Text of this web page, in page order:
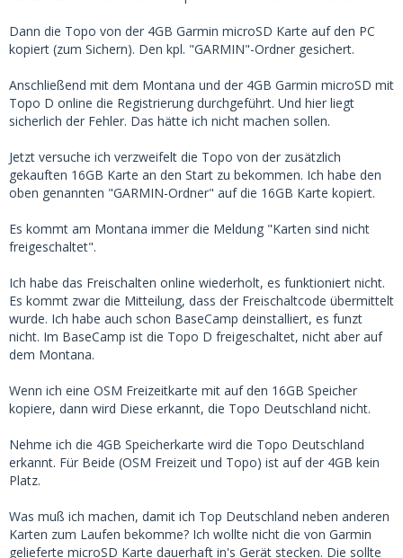
Dann die Topo von der 4GB Garmin microSD Karte auf den PC
kopiert (zum Sichern). Den kpl. "GARMIN"-Ordner gesichert.
Anschließend mit dem Montana und der 4GB Garmin microSD mit
Topo D online die Registrierung durchgeführt. Und hier liegt
sicherlich der Fehler. Das hätte ich nicht machen sollen.
Jetzt versuche ich verzweifelt die Topo von der zusätzlich
gekauften 16GB Karte an den Start zu bekommen. Ich habe den
oben genannten "GARMIN-Ordner" auf die 16GB Karte kopiert.
Es kommt am Montana immer die Meldung "Karten sind nicht
freigeschaltet".
Ich habe das Freischalten online wiederholt, es funktioniert nicht.
Es kommt zwar die Mitteilung, dass der Freischaltcode übermittelt
wurde. Ich habe auch schon BaseCamp deinstalliert, es funzt
nicht. Im BaseCamp ist die Topo D freigeschaltet, nicht aber auf
dem Montana.
Wenn ich eine OSM Freizeitkarte mit auf den 16GB Speicher
kopiere, dann wird Diese erkannt, die Topo Deutschland nicht.
Nehme ich die 4GB Speicherkarte wird die Topo Deutschland
erkannt. Für Beide (OSM Freizeit und Topo) ist auf der 4GB kein
Platz.
Was muß ich machen, damit ich Top Deutschland neben anderen
Karten zum Laufen bekomme? Ich wollte nicht die von Garmin
gelieferte microSD Karte dauerhaft in's Gerät stecken. Die sollte